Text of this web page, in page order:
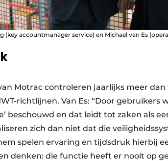
(key accountmanager service) en Michael van Es
Motrac controleren jaarlijks meer
richtlijnen. Van Es: “Door gebruikers
beschouwd en dat leidt tot zaken als
zich dan niet dat die
spelen ervaring en tijdsdruk hierbij
denken: die functie heeft er nooit op